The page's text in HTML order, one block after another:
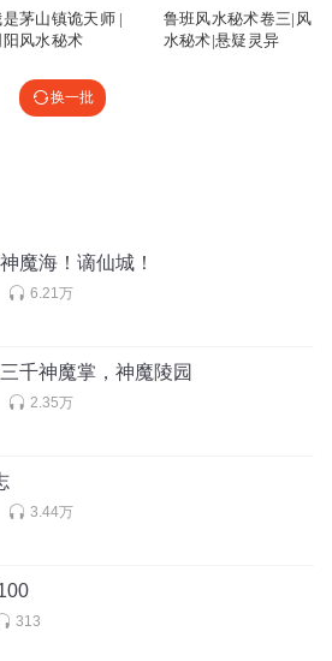
是茅山镇诡天师 |
阳风水秘术
鲁班风水秘术卷三|风
水秘术|悬疑灵异
换一批
魔海！谪仙城！
6.21万
千神魔掌，神魔陵园
2.35万
3.44万
313